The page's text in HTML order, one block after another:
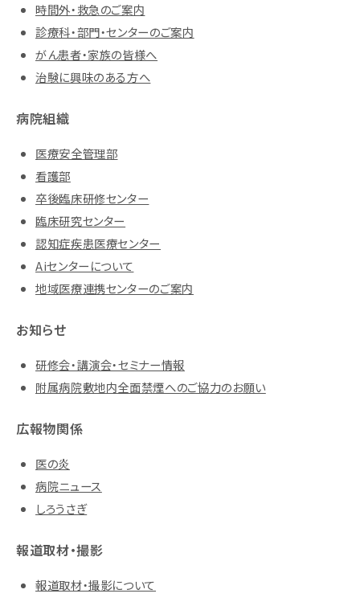
時間外・救急のご案内
診療科・部門・センターのご案内
がん患者・家族の皆様へ
治験に興味のある方へ
病院組織
医療安全管理部
看護部
卒後臨床研修センター
臨床研究センター
認知症疾患医療センター
Aiセンターについて
地域医療連携センターのご案内
お知らせ
研修会・講演会・セミナー情報
附属病院敷地内全面禁煙へのご協力のお願い
広報物関係
医の炎
病院ニュース
しろうさぎ
報道取材・撮影
報道取材・撮影について